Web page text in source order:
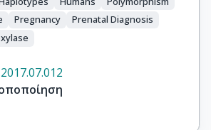
Pregnancy
Prenatal Diagnosis